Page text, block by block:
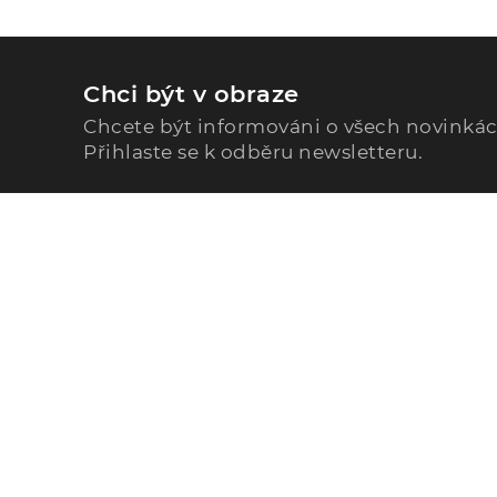
Chci být v obraze
Chcete být informováni o všech
Přihlaste se k odběru newsletteru.